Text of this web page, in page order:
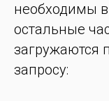
необходимы
остальные
загружаются
запросу: